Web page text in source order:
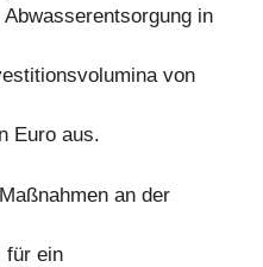
in
von
Euro aus.
an der
für ein